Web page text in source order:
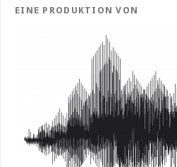
EINE PRODUKTION VON